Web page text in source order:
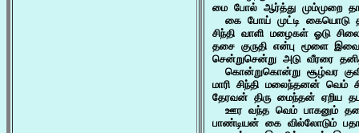
மை போல் ஆர்த்து மும்முறை
கை போய் முட்டி கையொடு
சிந்தி வாளி மழைகள் ஓடு
தசை குருதி என்பு மூளை
சென்றுசென்று அடு வீரரை
கொன்றுகொன்று சூழ்வர
மாரி சிந்தி மலைந்தனன்
தேரவன் திரு மைந்தன் ஏறிய
ஊர வந்த வெம் பாகனும்
பாண்டியன் கை வில்லோடும்